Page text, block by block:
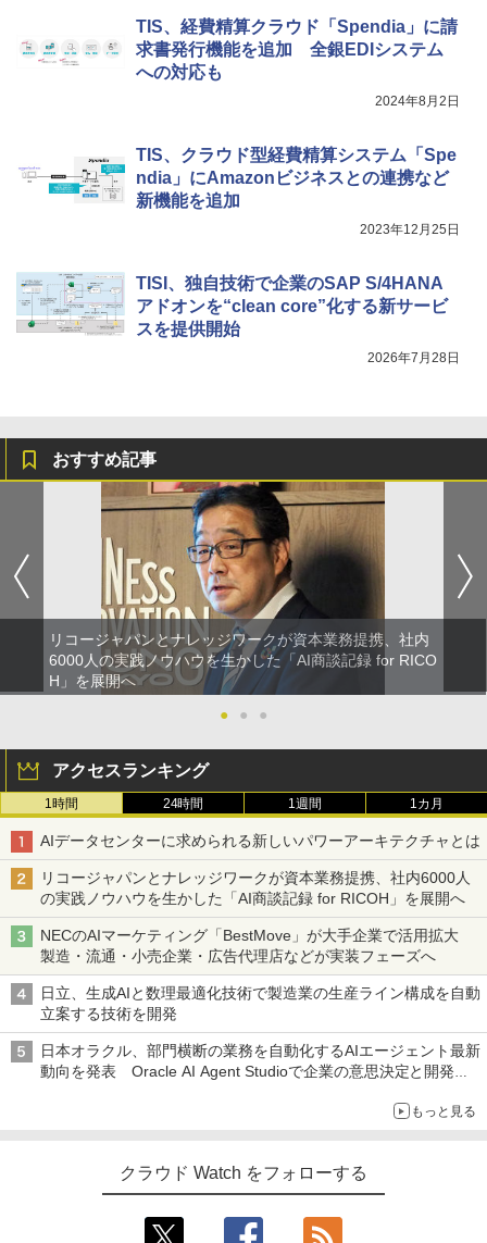
TIS、経費精算クラウド「Spendia」に請
求書発行機能を追加 全銀EDIシステム
への対応も
2024年8月2日
TIS、クラウド型経費精算システム「Spe
ndia」にAmazonビジネスとの連携など
新機能を追加
2023年12月25日
TISI、独自技術で企業のSAP S/4HANA
アドオンを“clean core”化する新サービ
スを提供開始
2026年7月28日
おすすめ記事
リコージャパンとナレッジワークが資本業務提携、社内
6000人の実践ノウハウを生かした「AI商談記録 for RICO
H」を展開へ
●
● ●
アクセスランキング
1時間 24時間 1週間 1カ月
AIデータセンターに求められる新しいパワーアーキテクチャとは
リコージャパンとナレッジワークが資本業務提携、社内6000人
の実践ノウハウを生かした「AI商談記録 for RICOH」を展開へ
NECのAIマーケティング「BestMove」が大手企業で活用拡大
製造・流通・小売企業・広告代理店などが実装フェーズへ
日立、生成AIと数理最適化技術で製造業の生産ライン構成を自動
立案する技術を開発
日本オラクル、部門横断の業務を自動化するAIエージェント最新
動向を発表 Oracle AI Agent Studioで企業の意思決定と開発を
もっと見る
クラウド Watch をフォローする